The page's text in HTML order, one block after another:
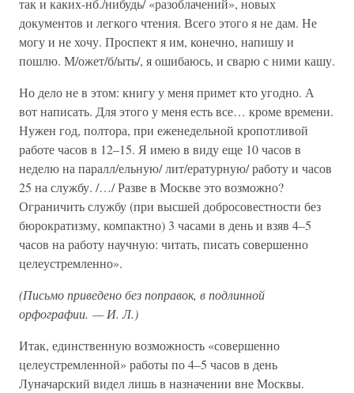
так и каких-нб./нибудь/ «разоблачений», новых
документов и легкого чтения. Всего этого я не дам. Не
могу и не хочу. Проспект я им, конечно, напишу и
пошлю. М/ожет/б/ыть/, я ошибаюсь, и сварю с ними кашу.
Но дело не в этом: книгу у меня примет кто угодно. А
вот написать. Для этого у меня есть все… кроме времени.
Нужен год, полтора, при еженедельной кропотливой
работе часов в 12–15. Я имею в виду еще 10 часов в
неделю на паралл/ельную/ лит/ературную/ работу и часов
25 на службу. /…/ Разве в Москве это возможно?
Ограничить службу (при высшей добросовестности без
бюрократизму, компактно) 3 часами в день и взяв 4–5
часов на работу научную: читать, писать совершенно
целеустремленно».
(Письмо приведено без поправок, в подлинной
орфографии. — И. Л.)
Итак, единственную возможность «совершенно
целеустремленной» работы по 4–5 часов в день
Луначарский видел лишь в назначении вне Москвы.